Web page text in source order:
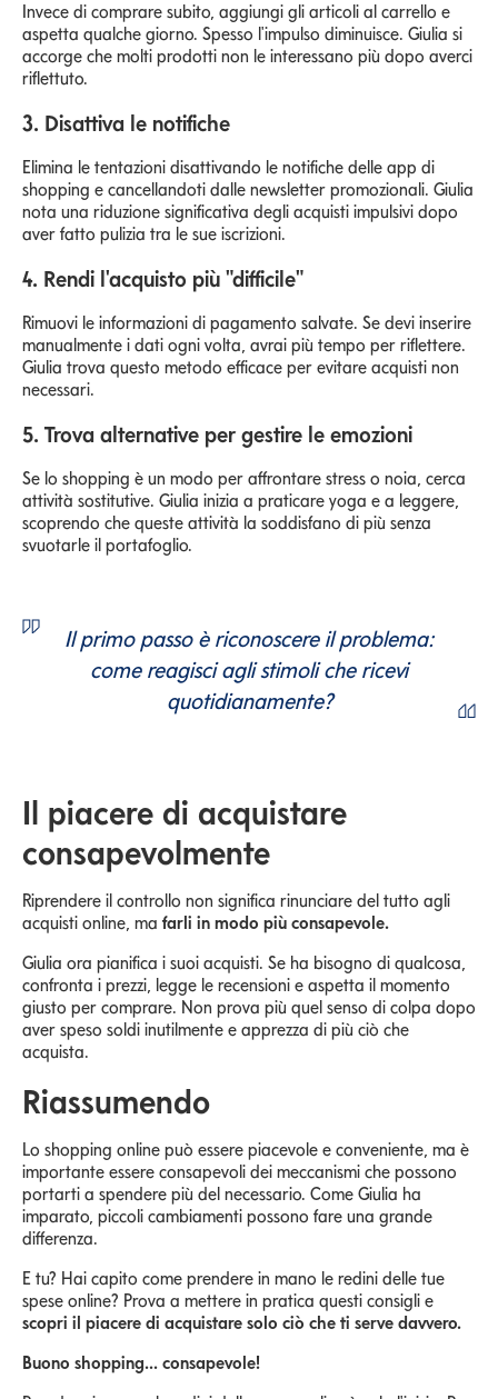
Invece di comprare subito, aggiungi gli articoli al carrello e
aspetta qualche giorno. Spesso l'impulso diminuisce. Giulia si
accorge che molti prodotti non le interessano più dopo averci
riflettuto.
3. Disattiva le notifiche
Elimina le tentazioni disattivando le notifiche delle app di
shopping e cancellandoti dalle newsletter promozionali. Giulia
nota una riduzione significativa degli acquisti impulsivi dopo
aver fatto pulizia tra le sue iscrizioni.
4. Rendi l'acquisto più "difficile"
Rimuovi le informazioni di pagamento salvate. Se devi inserire
manualmente i dati ogni volta, avrai più tempo per riflettere.
Giulia trova questo metodo efficace per evitare acquisti non
necessari.
5. Trova alternative per gestire le emozioni
Se lo shopping è un modo per affrontare stress o noia, cerca
attività sostitutive. Giulia inizia a praticare yoga e a leggere,
scoprendo che queste attività la soddisfano di più senza
svuotarle il portafoglio.
Il primo passo è riconoscere il problema:
come reagisci agli stimoli che ricevi
quotidianamente?
Il piacere di acquistare
consapevolmente
Riprendere il controllo non significa rinunciare del tutto agli
acquisti online, ma farli in modo più consapevole.
Giulia ora pianifica i suoi acquisti. Se ha bisogno di qualcosa,
confronta i prezzi, legge le recensioni e aspetta il momento
giusto per comprare. Non prova più quel senso di colpa dopo
aver speso soldi inutilmente e apprezza di più ciò che
acquista.
Riassumendo
Lo shopping online può essere piacevole e conveniente, ma è
importante essere consapevoli dei meccanismi che possono
portarti a spendere più del necessario. Come Giulia ha
imparato, piccoli cambiamenti possono fare una grande
differenza.
E tu? Hai capito come prendere in mano le redini delle tue
spese online? Prova a mettere in pratica questi consigli e
scopri il piacere di acquistare solo ciò che ti serve davvero.
Buono shopping... consapevole!